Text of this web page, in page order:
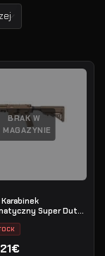
BRAK W
MAGAZYNIE
Super Duty
- DDC